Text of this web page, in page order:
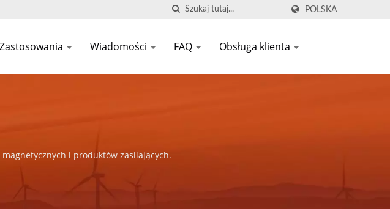
POLSKA
Zastosowania Wiadomości FAQ Obsługa klienta
i produktów zasilających.